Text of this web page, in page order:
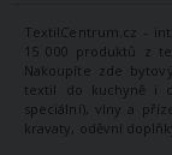
TextilCentrum.cz -
15 000 produktů z
Nakoupíte zde
textil do kuchyně i
speciální), vlny a
kravaty, oděvní